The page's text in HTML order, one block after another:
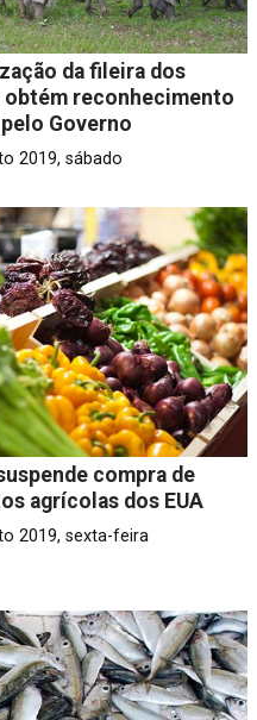
da fileira dos
obtém reconhecimento
Governo
2019, sábado
compra de
agrícolas dos EUA
2019, sexta-feira